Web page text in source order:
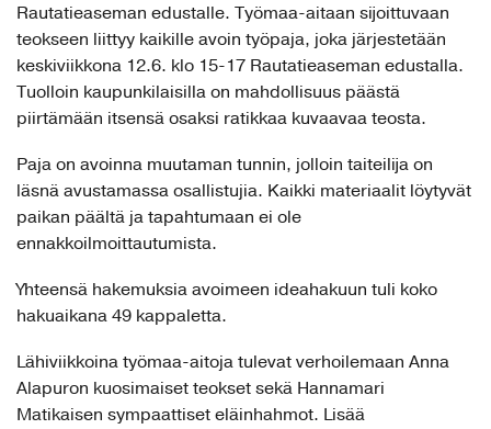
Rautatieaseman edustalle. Työmaa-aitaan sijoittuvaan
teokseen liittyy kaikille avoin työpaja, joka järjestetään
keskiviikkona 12.6. klo 15-17 Rautatieaseman edustalla.
Tuolloin kaupunkilaisilla on mahdollisuus päästä
piirtämään itsensä osaksi ratikkaa kuvaavaa teosta.
Paja on avoinna muutaman tunnin, jolloin taiteilija on
läsnä avustamassa osallistujia. Kaikki materiaalit löytyvät
paikan päältä ja tapahtumaan ei ole
ennakkoilmoittautumista.
Yhteensä hakemuksia avoimeen ideahakuun tuli koko
hakuaikana 49 kappaletta.
Lähiviikkoina työmaa-aitoja tulevat verhoilemaan Anna
Alapuron kuosimaiset teokset sekä Hannamari
Matikaisen sympaattiset eläinhahmot. Lisää